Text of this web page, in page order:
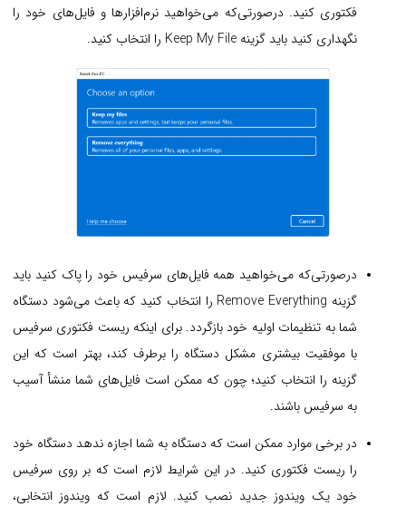
فکتوری کنید. درصورتی‌که می‌خواهید نرم‌افزارها و فایل‌های خود را
نگهداری کنید باید گزینه Keep My File را انتخاب کنید.
درصورتی‌که می‌خواهید همه فایل‌های سرفیس خود را پاک کنید باید
گزینه Remove Everything را انتخاب کنید که باعث می‌شود دستگاه
شما به تنظیمات اولیه خود بازگردد. برای اینکه ریست فکتوری سرفیس
با موفقیت بیشتری مشکل دستگاه را برطرف کند، بهتر است که این
گزینه را انتخاب کنید؛ چون که ممکن است فایل‌های شما منشأ آسیب
به سرفیس باشند.
در برخی موارد ممکن است که دستگاه به شما اجازه ندهد دستگاه خود
را ریست فکتوری کنید. در این شرایط لازم است که بر روی سرفیس
خود یک ویندوز جدید نصب کنید. لازم است که ویندوز انتخابی،